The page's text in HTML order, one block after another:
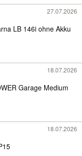
27.07.2026
LB 146i ohne Akku
18.07.2026
Garage Medium
18.07.2026